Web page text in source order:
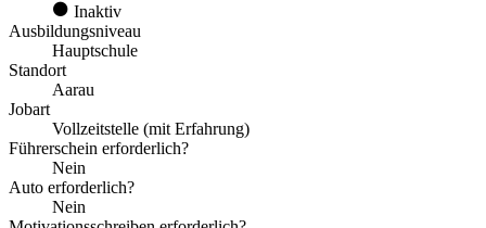
Inaktiv
Ausbildungsniveau
Hauptschule
Standort
Aarau
Jobart
Vollzeitstelle (mit Erfahrung)
Führerschein erforderlich?
Nein
Auto erforderlich?
Nein